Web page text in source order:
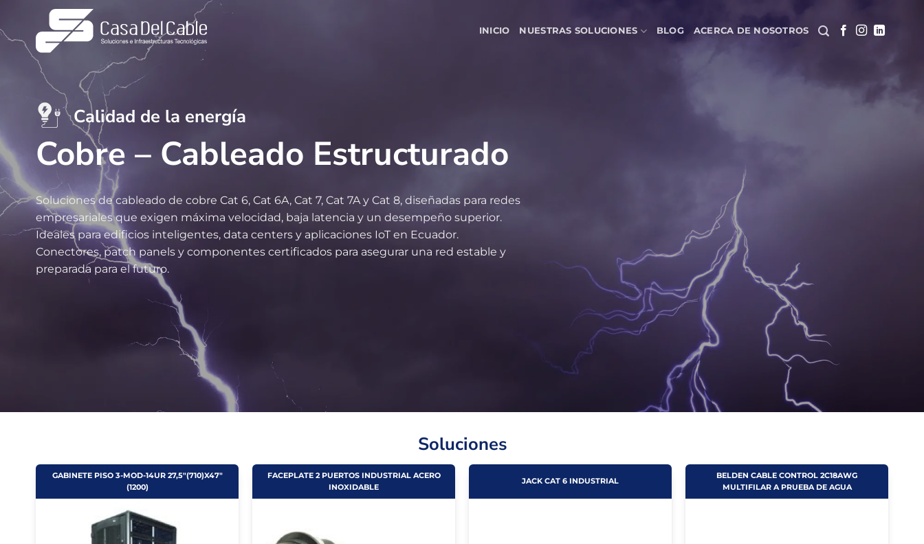
contenido
INICIO NUESTRAS SOLUCIONES BLOG ACERCA DE NOSOTROS
Calidad de la energía
Cobre – Cableado Estructurado
Soluciones de cableado de cobre Cat 6, Cat 6A, Cat 7, Cat 7A y Cat 8, diseñadas para redes
empresariales que exigen máxima velocidad, baja latencia y un desempeño superior.
Ideales para edificios inteligentes, data centers y aplicaciones IoT en Ecuador.
Conectores, patch panels y componentes certificados para asegurar una red estable y
preparada para el futuro.
Soluciones
GABINETE PISO 3-MOD-14UR 27,5"(710)X47"
(1200)
FACEPLATE 2 PUERTOS INDUSTRIAL ACERO
INOXIDABLE
JACK CAT 6 INDUSTRIAL
BELDEN CABLE CONTROL 2C18AWG
MULTIFILAR A PRUEBA DE AGUA